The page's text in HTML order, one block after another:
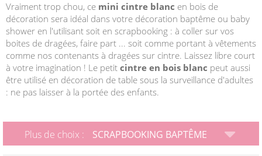
Vraiment trop chou, ce mini cintre blanc en bois de
décoration sera idéal dans votre décoration baptême ou baby
shower en l'utilisant soit en scrapbooking : à coller sur vos
boites de dragées, faire part ... soit comme portant à vêtements
comme nos contenants à dragées sur cintre. Laissez libre court
à votre imagination ! Le petit cintre en bois blanc peut aussi
être utilisé en décoration de table sous la surveillance d'adultes
: ne pas laisser à la portée des enfants.
Plus de choix : SCRAPBOOKING BAPTÊME